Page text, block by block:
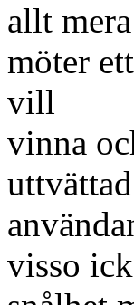
allt
möter
vill
vinna
visso